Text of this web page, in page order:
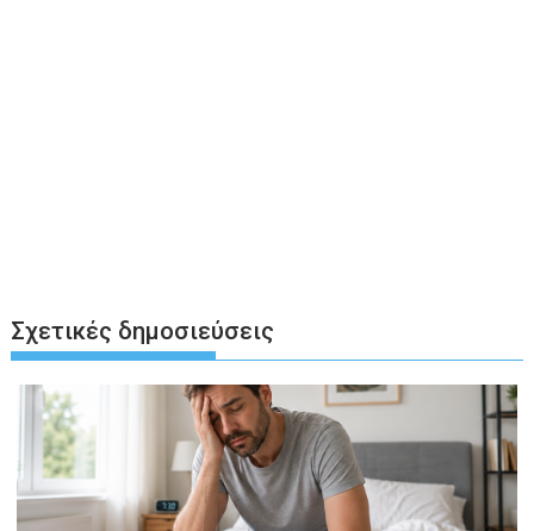
Σχετικές δημοσιεύσεις